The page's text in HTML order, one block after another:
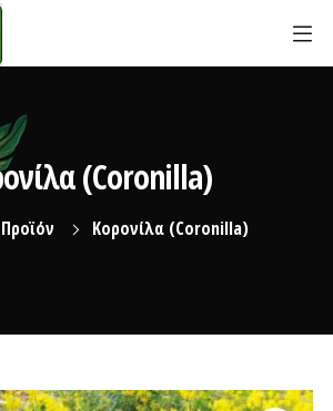
(Coronilla)
Προϊόν Κορονίλα (Coronilla)